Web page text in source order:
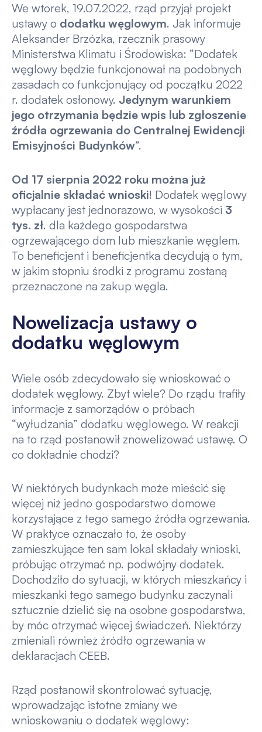
We wtorek, 19.07.2022, rząd przyjął projekt
ustawy o dodatku węglowym. Jak informuje
Aleksander Brzózka, rzecznik prasowy
Ministerstwa Klimatu i Środowiska: “Dodatek
węglowy będzie funkcjonował na podobnych
zasadach co funkcjonujący od początku 2022
r. dodatek osłonowy. Jedynym warunkiem
jego otrzymania będzie wpis lub zgłoszenie
źródła ogrzewania do Centralnej Ewidencji
Emisyjności Budynków”.
Od 17 sierpnia 2022 roku można już
oficjalnie składać wnioski! Dodatek węglowy
wypłacany jest jednorazowo, w wysokości 3
tys. zł. dla każdego gospodarstwa
ogrzewającego dom lub mieszkanie węglem.
To beneficjent i beneficjentka decydują o tym,
w jakim stopniu środki z programu zostaną
przeznaczone na zakup węgla.
Nowelizacja ustawy o
dodatku węglowym
Wiele osób zdecydowało się wnioskować o
dodatek węglowy. Zbyt wiele? Do rządu trafiły
informacje z samorządów o próbach
“wyłudzania” dodatku węglowego. W reakcji
na to rząd postanowił znowelizować ustawę. O
co dokładnie chodzi?
W niektórych budynkach może mieścić się
więcej niż jedno gospodarstwo domowe
korzystające z tego samego źródła ogrzewania.
W praktyce oznaczało to, że osoby
zamieszkujące ten sam lokal składały wnioski,
próbując otrzymać np. podwójny dodatek.
Dochodziło do sytuacji, w których mieszkańcy i
mieszkanki tego samego budynku zaczynali
sztucznie dzielić się na osobne gospodarstwa,
by móc otrzymać więcej świadczeń. Niektórzy
zmieniali również źródło ogrzewania w
deklaracjach CEEB.
Rząd postanowił skontrolować sytuację,
wprowadzając istotne zmiany we
wnioskowaniu o dodatek węglowy: